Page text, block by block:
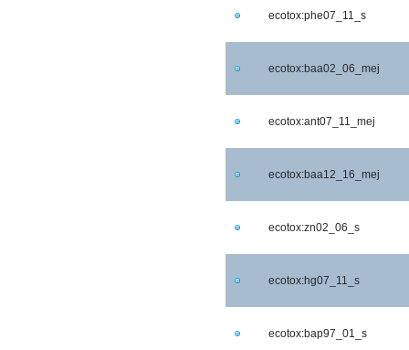
ecotox:phe07_11_s
ecotox:baa02_06_mej
ecotox:ant07_11_mej
ecotox:baa12_16_mej
ecotox:zn02_06_s
ecotox:hg07_11_s
ecotox:bap97_01_s